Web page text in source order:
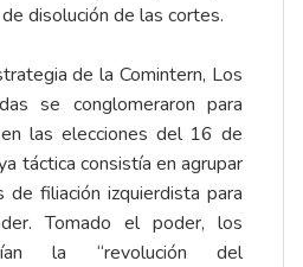
disolución de las cortes.
de la Comintern, Los
se conglomeraron para
las elecciones del 16 de
táctica consistía en agrupar
filiación izquierdista para
Tomado el poder, los
la “revolución del